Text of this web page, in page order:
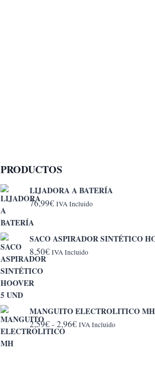
PRODUCTOS
LIJADORA A BATERÍA
76,99€ IVA Incluido
SACO ASPIRADOR SINTÉTICO
8,50€ IVA Incluido
MANGUITO ELECTROLITICO MH
2,59€- 2,96€Rango
IVA Incluido